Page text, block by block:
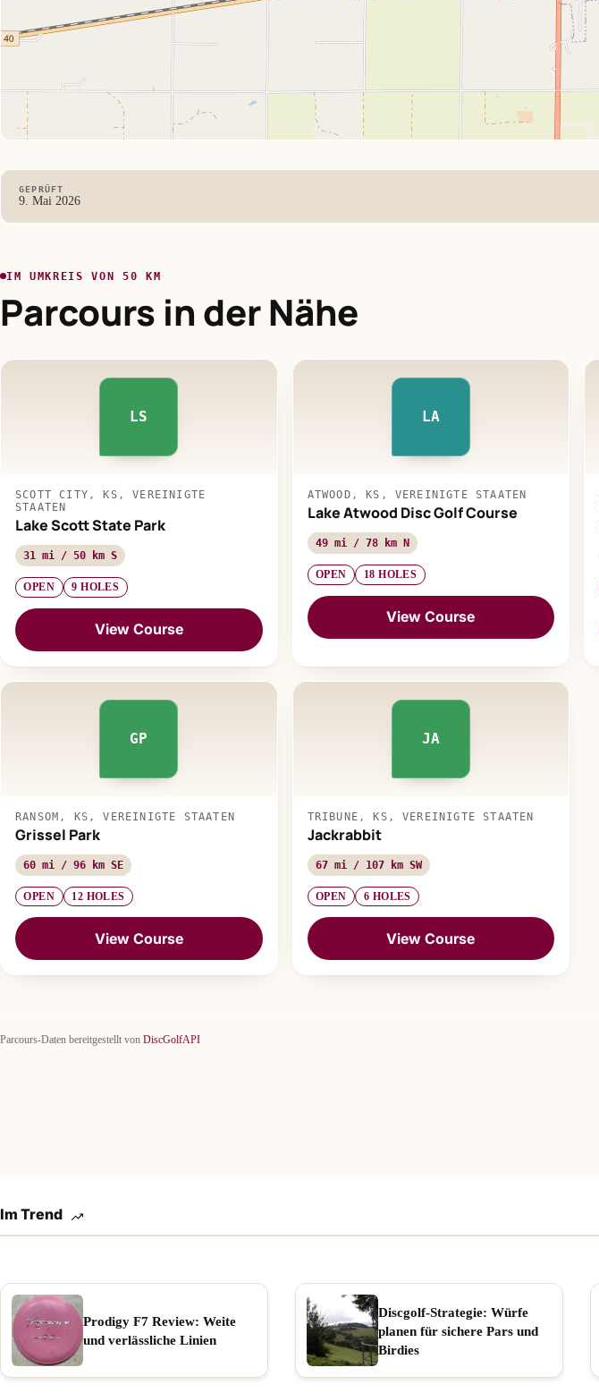
GEPRÜFT
9. Mai 2026
IM UMKREIS VON 50 KM
Parcours in der Nähe
LS
SCOTT CITY, KS, VEREINIGTE
STAATEN
Lake Scott State Park
31 mi / 50 km S
OPEN 9 HOLES
View Course
LA
ATWOOD, KS, VEREINIGTE STAATEN
Lake Atwood Disc Golf Course
49 mi / 78 km N
OPEN 18 HOLES
View Course
GP
RANSOM, KS, VEREINIGTE STAATEN
Grissel Park
60 mi / 96 km SE
OPEN 12 HOLES
View Course
JA
TRIBUNE, KS, VEREINIGTE STAATEN
Jackrabbit
67 mi / 107 km SW
OPEN 6 HOLES
View Course
Parcours-Daten bereitgestellt von DiscGolfAPI
Im Trend
Prodigy F7 Review: Weite
und verlässliche Linien
Discgolf-Strategie: Würfe
planen für sichere Pars und
Birdies